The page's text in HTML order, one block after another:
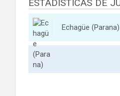
ESTADISTICAS DE
Echagüe (Parana)